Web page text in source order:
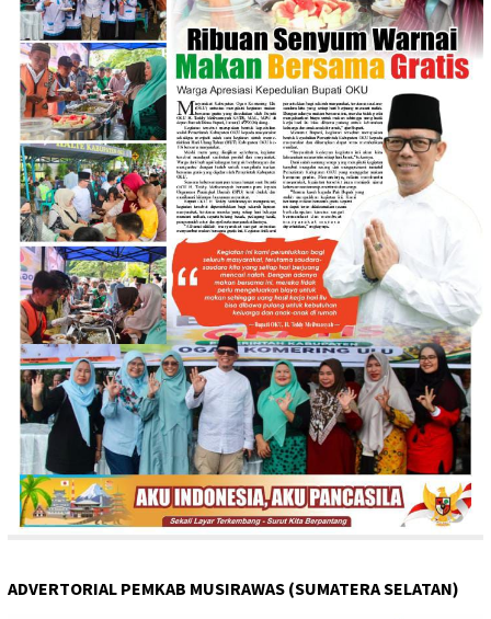
ADVERTORIAL PEMKAB MUSIRAWAS (SUMATERA SELATAN)